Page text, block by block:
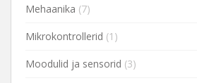
Mehaanika (7)
Mikrokontrollerid (1)
Moodulid ja sensorid (3)